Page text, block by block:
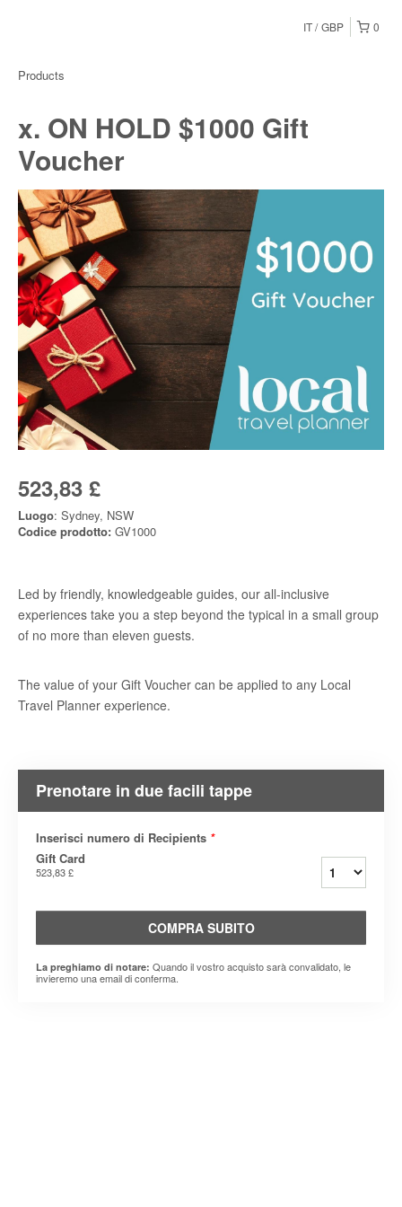
0
IT GBP
Products
x. ON HOLD $1000 Gift
Voucher
523,83 £
Luogo: Sydney, NSW
Codice prodotto: GV1000
Led by friendly, knowledgeable guides, our all-inclusive
experiences take you a step beyond the typical in a small group
of no more than eleven guests.
The value of your Gift Voucher can be applied to any Local
Travel Planner experience.
Prenotare in due facili tappe
Inserisci numero di Recipients *
Gift Card
523,83 £
COMPRA SUBITO
La preghiamo di notare: Quando il vostro acquisto sarà convalidato, le
invieremo una email di conferma.